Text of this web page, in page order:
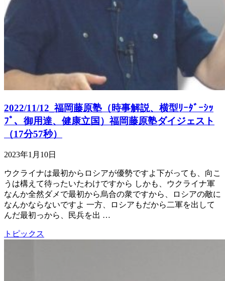
2022/11/12_福岡藤原塾（時事解説、横型ﾘｰﾀﾞｰｼｯ
ﾌﾟ、御用達、健康立国）福岡藤原塾ダイジェスト
（17分57秒）
2023年1月10日
ウクライナは最初からロシアが優勢ですよ下がっても、向こ
うは構えて待ったいたわけですから しかも、ウクライナ軍
なんか全然ダメで最初から烏合の衆ですから、ロシアの敵に
なんかならないですよ 一方、ロシアもだから二軍を出して
んだ最初っから、民兵を出 …
トピックス